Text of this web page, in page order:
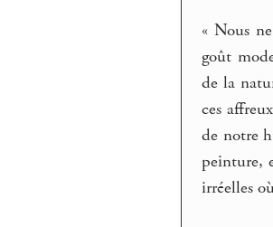
« Nous
goût
de la
ces
de notre
peinture,
irréelles